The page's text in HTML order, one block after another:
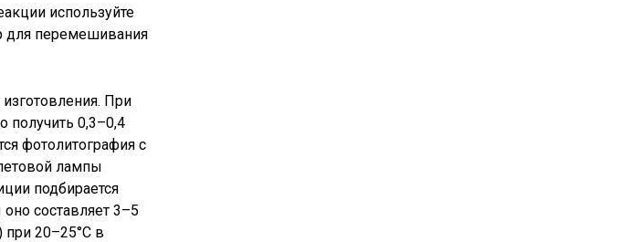
используйте
для перемешивания
При
получить 0,3–0,4
фотолитография с
лампы
подбирается
составляет 3–5
при 20–25°C в